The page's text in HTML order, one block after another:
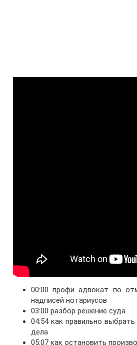
00:00 профи адвокат по
надписей нотариусов
03:00 разбор решение суда
04:54 как правильно
дела
05:07 как остановить